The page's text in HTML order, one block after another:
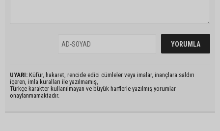
UYARI: Küfür, hakaret, rencide edici cümleler veya imalar, inançlara saldırı
içeren, imla kuralları ile yazılmamış,
Türkçe karakter kullanılmayan ve büyük harflerle yazılmış yorumlar
onaylanmamaktadır.